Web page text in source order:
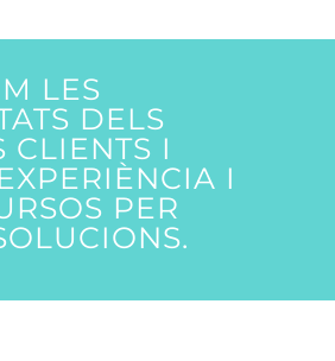
LES
DELS
CLIENTS I
I
PER